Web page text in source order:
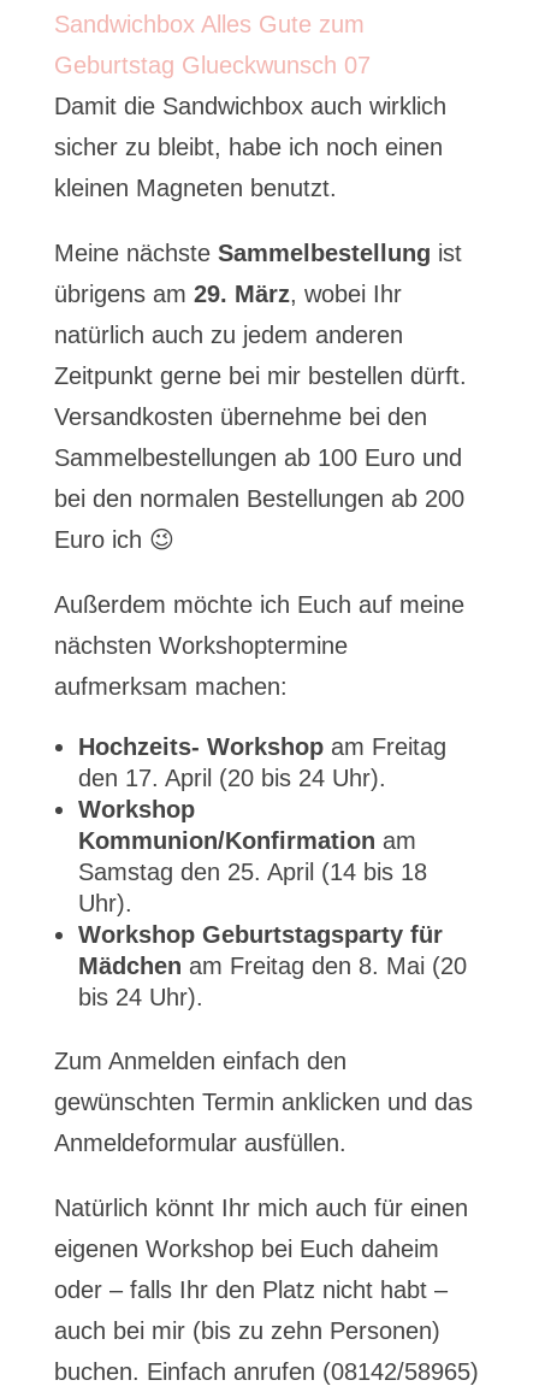
Damit die Sandwichbox auch wirklich
sicher zu bleibt, habe ich noch einen
kleinen Magneten benutzt.
Meine nächste Sammelbestellung ist
übrigens am 29. März, wobei Ihr
natürlich auch zu jedem anderen
Zeitpunkt gerne bei mir bestellen dürft.
Versandkosten übernehme bei den
Sammelbestellungen ab 100 Euro und
bei den normalen Bestellungen ab 200
Euro ich 😉
Außerdem möchte ich Euch auf meine
nächsten Workshoptermine
aufmerksam machen:
Hochzeits- Workshopam Freitag
den 17. April (20 bis 24 Uhr).
Workshop
Kommunion/Konfirmation am
Samstag den 25. April (14 bis 18
Uhr).
Workshop Geburtstagsparty für
Mädchen am Freitag den 8. Mai (20
bis 24 Uhr).
Zum Anmelden einfach den
gewünschten Termin anklicken und das
Anmeldeformular ausfüllen.
Natürlich könnt Ihr mich auch für einen
eigenen Workshop bei Euch daheim
oder – falls Ihr den Platz nicht habt –
auch bei mir (bis zu zehn Personen)
buchen. Einfach anrufen (08142/58965)